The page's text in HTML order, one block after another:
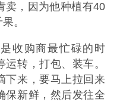
卖，因为他种植有40
。
收购商最忙碌的时
转，打包、装车。
下来，要马上拉回来
保新鲜，然后发往全